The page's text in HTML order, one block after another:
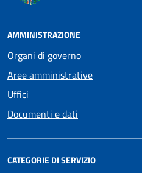
AMMINISTRAZIONE
Organi di governo
Aree amministrative
Uffici
Documenti e dati
CATEGORIE DI SERVIZIO